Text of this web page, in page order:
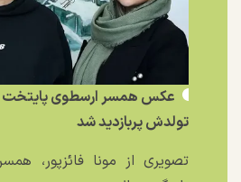
عکس همسر ارسطوی
تولدش پربازدید شد
تصویری از مونا فائزپور،